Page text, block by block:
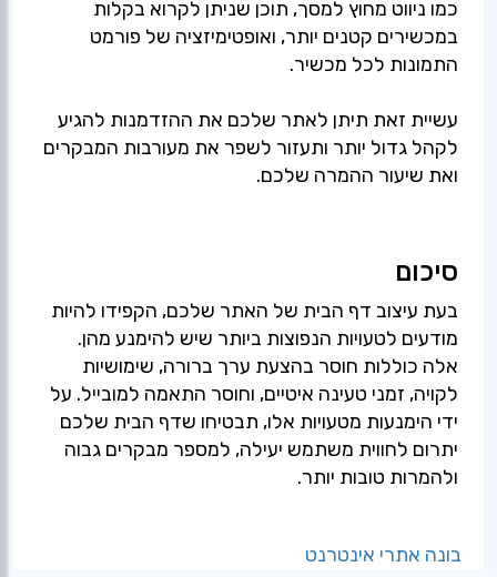
כמו ניווט מחוץ למסך, תוכן שניתן לקרוא בקלות
במכשירים קטנים יותר, ואופטימיזציה של פורמט
התמונות לכל מכשיר.
עשיית זאת תיתן לאתר שלכם את ההזדמנות להגיע
לקהל גדול יותר ותעזור לשפר את מעורבות המבקרים
ואת שיעור ההמרה שלכם.
סיכום
בעת עיצוב דף הבית של האתר שלכם, הקפידו להיות
מודעים לטעויות הנפוצות ביותר שיש להימנע מהן.
אלה כוללות חוסר בהצעת ערך ברורה, שימושיות
לקויה, זמני טעינה איטיים, וחוסר התאמה למובייל. על
ידי הימנעות מטעויות אלו, תבטיחו שדף הבית שלכם
יתרום לחווית משתמש יעילה, למספר מבקרים גבוה
ולהמרות טובות יותר.
בונה אתרי אינטרנט